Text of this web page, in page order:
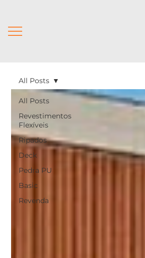
All Posts
Revestimentos
Flexíveis
Ripados
Deck
Pedra PU
Basic
Revenda
All Posts